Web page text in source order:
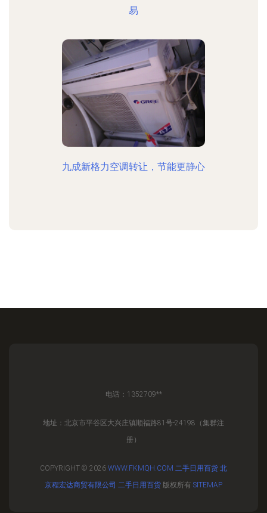
易
九成新格力空调转让，节能更静心
电话：1352709**
地址：北京市平谷区大兴庄镇顺福路81号-24198（集群注
册）
COPYRIGHT © 2026 WWW.FKMQH.COM 二手日用百货 北
京程宏达商贸有限公司 二手日用百货 版权所有 SITEMAP